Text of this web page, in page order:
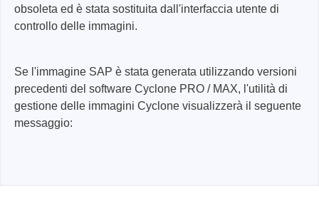
obsoleta ed è stata sostituita dall'interfaccia utente di
controllo delle immagini.
Se l'immagine SAP è stata generata utilizzando versioni
precedenti del software Cyclone PRO / MAX, l'utilità di
gestione delle immagini Cyclone visualizzerà il seguente
messaggio: